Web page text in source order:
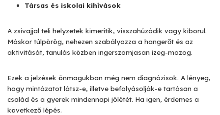
Társas és iskolai kihívások
A zsivajjal teli helyzetek kimerítik, visszahúzódik vagy kiborul.
Máskor túlpörög, nehezen szabályozza a hangerőt és az
aktivitását, tanulás közben ingerszomjasan izeg-mozog.
Ezek a jelzések önmagukban még nem diagnózisok. A lényeg,
hogy mintázatot látsz-e, illetve befolyásolják-e tartósan a
család és a gyerek mindennapi jólétét. Ha igen, érdemes a
következő lépés.